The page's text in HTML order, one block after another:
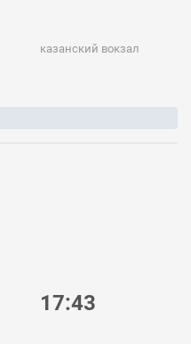
казанский вокзал
17:43